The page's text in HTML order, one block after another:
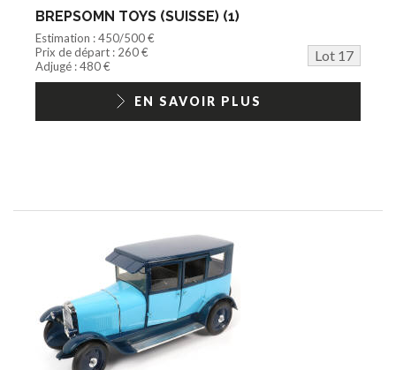
BREPSOMN TOYS (SUISSE) (1)
Estimation : 450/500 €
Prix de départ : 260 €
Lot 17
Adjugé : 480 €
EN SAVOIR PLUS